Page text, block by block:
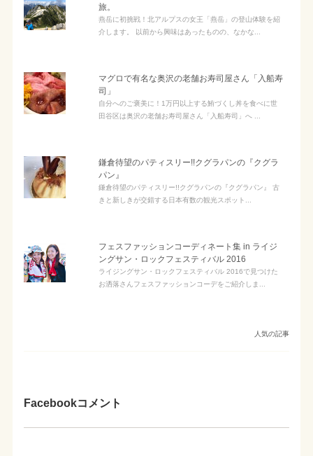
旅。
燕岳に初挑戦！北アルプスの女王「燕岳」の登山体験を紹
介します。 以前から興味はあったものの、なかな...
マグロで有名な奥沢の老舗お寿司屋さん「入船寿
司」
自分へのご褒美に！1万円以上する鮪づくし丼を食べに世
田谷区は奥沢の老舗お寿司屋さん「入船寿司」へ ...
鎌倉待望のパティスリー!!クグラパンの『クグラ
パン』
鎌倉待望のパティスリー!!クグラパンの『クグラパン』 古
きと新しきが交錯する日本有数の観光スポット...
フェスファッションコーディネート集 in ライジ
ングサン・ロックフェスティバル 2016
ライジングサン・ロックフェスティバル 2016で見つけた
お洒落さんフェスファッションコーデをご紹介しま...
人気の記事
Facebookコメント